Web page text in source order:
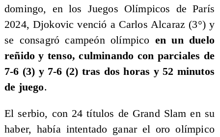
domingo, en los Juegos Olímpicos de París
2024, Djokovic venció a Carlos Alcaraz (3°) y
se consagró campeón olímpico en un duelo
reñido y tenso, culminando con parciales de
7-6 (3) y 7-6 (2) tras dos horas y 52 minutos
de juego.
El serbio, con 24 títulos de Grand Slam en su
haber, había intentado ganar el oro olímpico